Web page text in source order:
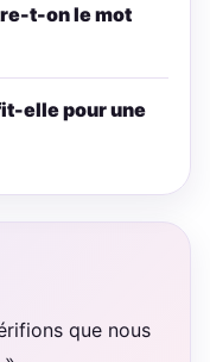
t-on le mot
elle pour une
que nous